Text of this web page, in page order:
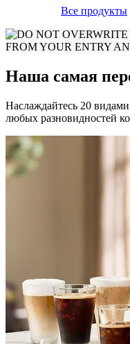
Все продукты
Наша самая
Наслаждайтесь 20
любых разновидностей